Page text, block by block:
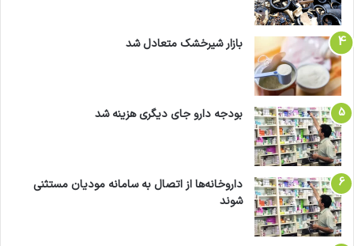
بازار شیرخشک متعادل شد
بودجه دارو جای دیگری هزینه شد
داروخانه‌ها از اتصال به سامانه مودیان مستثنی
شوند